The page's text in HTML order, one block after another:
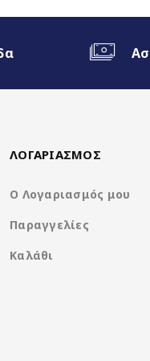
Screen
ΛΟΓΑΡΙΑΣΜΟΣ
Ο Λογαριασμός μου
Παραγγελίες
Καλάθι